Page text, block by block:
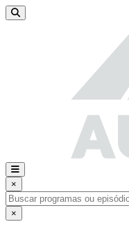
×
×